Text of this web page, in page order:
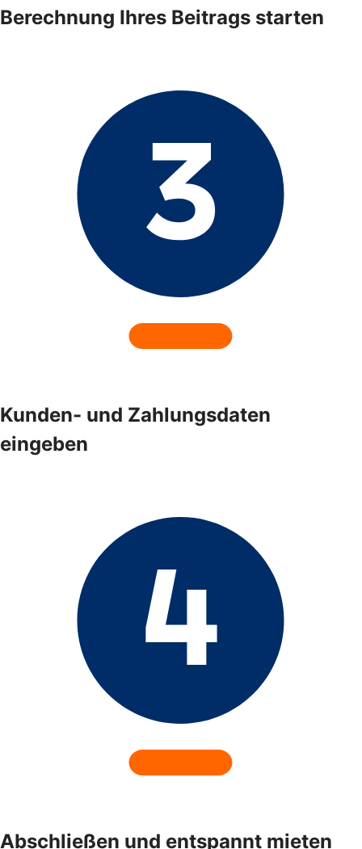
Berechnung Ihres Beitrags starten
Kunden- und Zahlungsdaten
eingeben
Abschließen und entspannt mieten